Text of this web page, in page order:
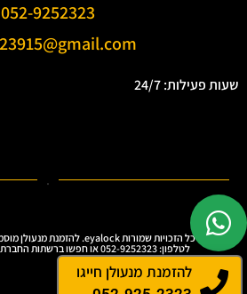
052-9252323
שעות פעילות: 24/7
.
לטלפון: 052-9252323 או חפשו ברשתות החברתיות ופייסבוק facebook
להזמנת מנעולן חייגו